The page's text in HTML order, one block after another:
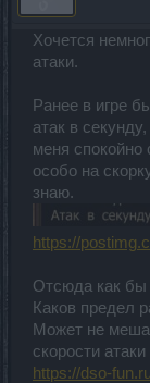
Хочется
атаки.
Ранее в игре
атак в
меня спокойно
особо на
знаю.
https://
Отсюда как бы
Каков предел
Может не
скорости
https://dso-